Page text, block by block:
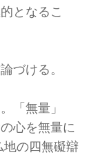
となるこ
づける。
「無量」
心を無量に
の四無礙辯